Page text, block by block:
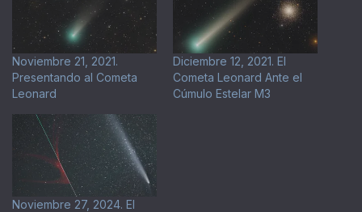
Noviembre 21, 2021.
Presentando al Cometa
Leonard
Diciembre 12, 2021. El
Cometa Leonard Ante el
Cúmulo Estelar M3
Noviembre 27, 2024. El